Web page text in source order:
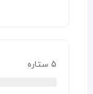
5 ستاره